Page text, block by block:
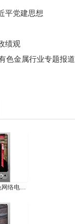
平党建思想
绩观
色金属行业专题报道
2026年3月24日中国有色网络电视新闻